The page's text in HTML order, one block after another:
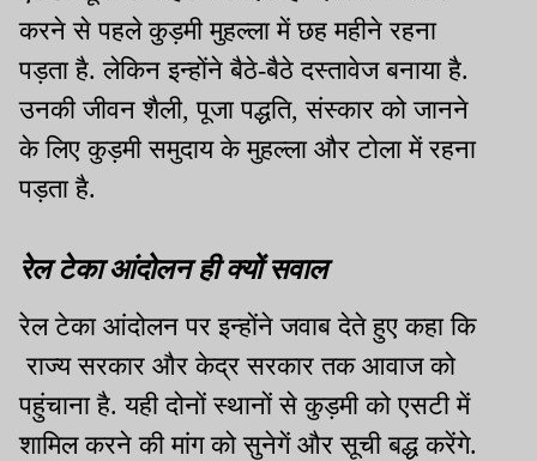
करने से पहले कुड़मी मुहल्ला में छह महीने रहना
पड़ता है. लेकिन इन्होंने बैठे-बैठे दस्तावेज बनाया है.
उनकी जीवन शैली, पूजा पद्धति, संस्कार को जानने
के लिए कुड़मी समुदाय के मुहल्ला और टोला में रहना
पड़ता है.
रेल टेका आंदोलन ही क्यों सवाल
रेल टेका आंदोलन पर इन्होंने जवाब देते हुए कहा कि
राज्य सरकार और केद्र सरकार तक आवाज को
पहुंचाना है. यही दोनों स्थानों से कुड़मी को एसटी में
शामिल करने की मांग को सुनेगें और सूची बद्ध करेंगे.